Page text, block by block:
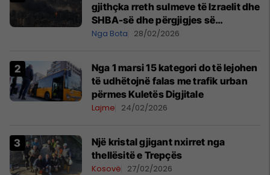
gjithçka rreth sulmeve të Izraelit dhe
SHBA-së dhe përgjigjes së
Teheranit
Nga Bota 28/02/2026
Nga 1 marsi 15 kategori do të lejohen
të udhëtojnë falas me trafik urban
përmes Kuletës Digjitale
Lajme 24/02/2026
Një kristal gjigant nxirret nga
thellësitë e Trepçës
Kosovë 27/02/2026